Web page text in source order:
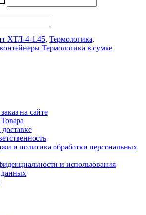
ХТЛ-4-1.45, Термологика,
Термологика в сумке
на сайте
и политика обработки персональных
и использования
данных